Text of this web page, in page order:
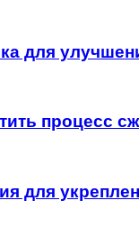
для
процесс
для